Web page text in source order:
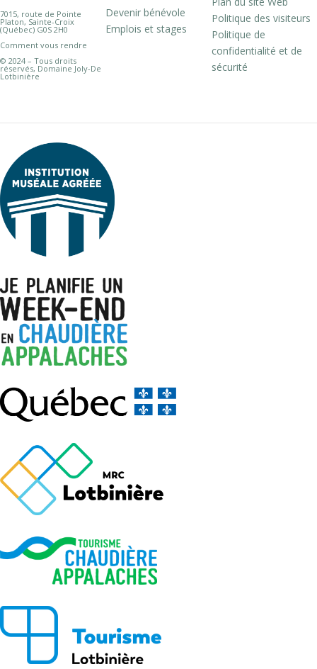
7015, route de Pointe
Platon, Sainte-Croix
(Québec) G0S 2H0
Comment vous rendre
© 2024 – Tous droits
réservés, Domaine Joly-De
Lotbinière
Devenir bénévole
Emplois et stages
Politique des visiteurs
Politique de
confidentialité et de
sécurité